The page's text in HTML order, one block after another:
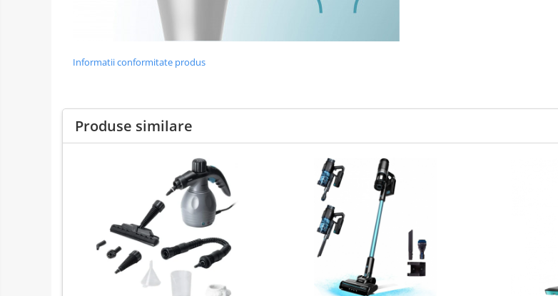
Informatii conformitate produs
Produse similare